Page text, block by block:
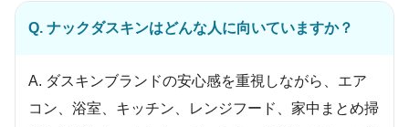
Q. ナックダスキンはどんな人に向いていますか？
A. ダスキンブランドの安心感を重視しながら、エア
コン、浴室、キッチン、レンジフード、家中まとめ掃